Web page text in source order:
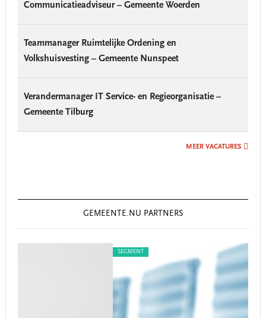
Communicatieadviseur – Gemeente Woerden
Teammanager Ruimtelijke Ordening en
Volkshuisvesting – Gemeente Nunspeet
Verandermanager IT Service- en Regieorganisatie –
Gemeente Tilburg
MEER VACATURES
GEMEENTE.NU PARTNERS